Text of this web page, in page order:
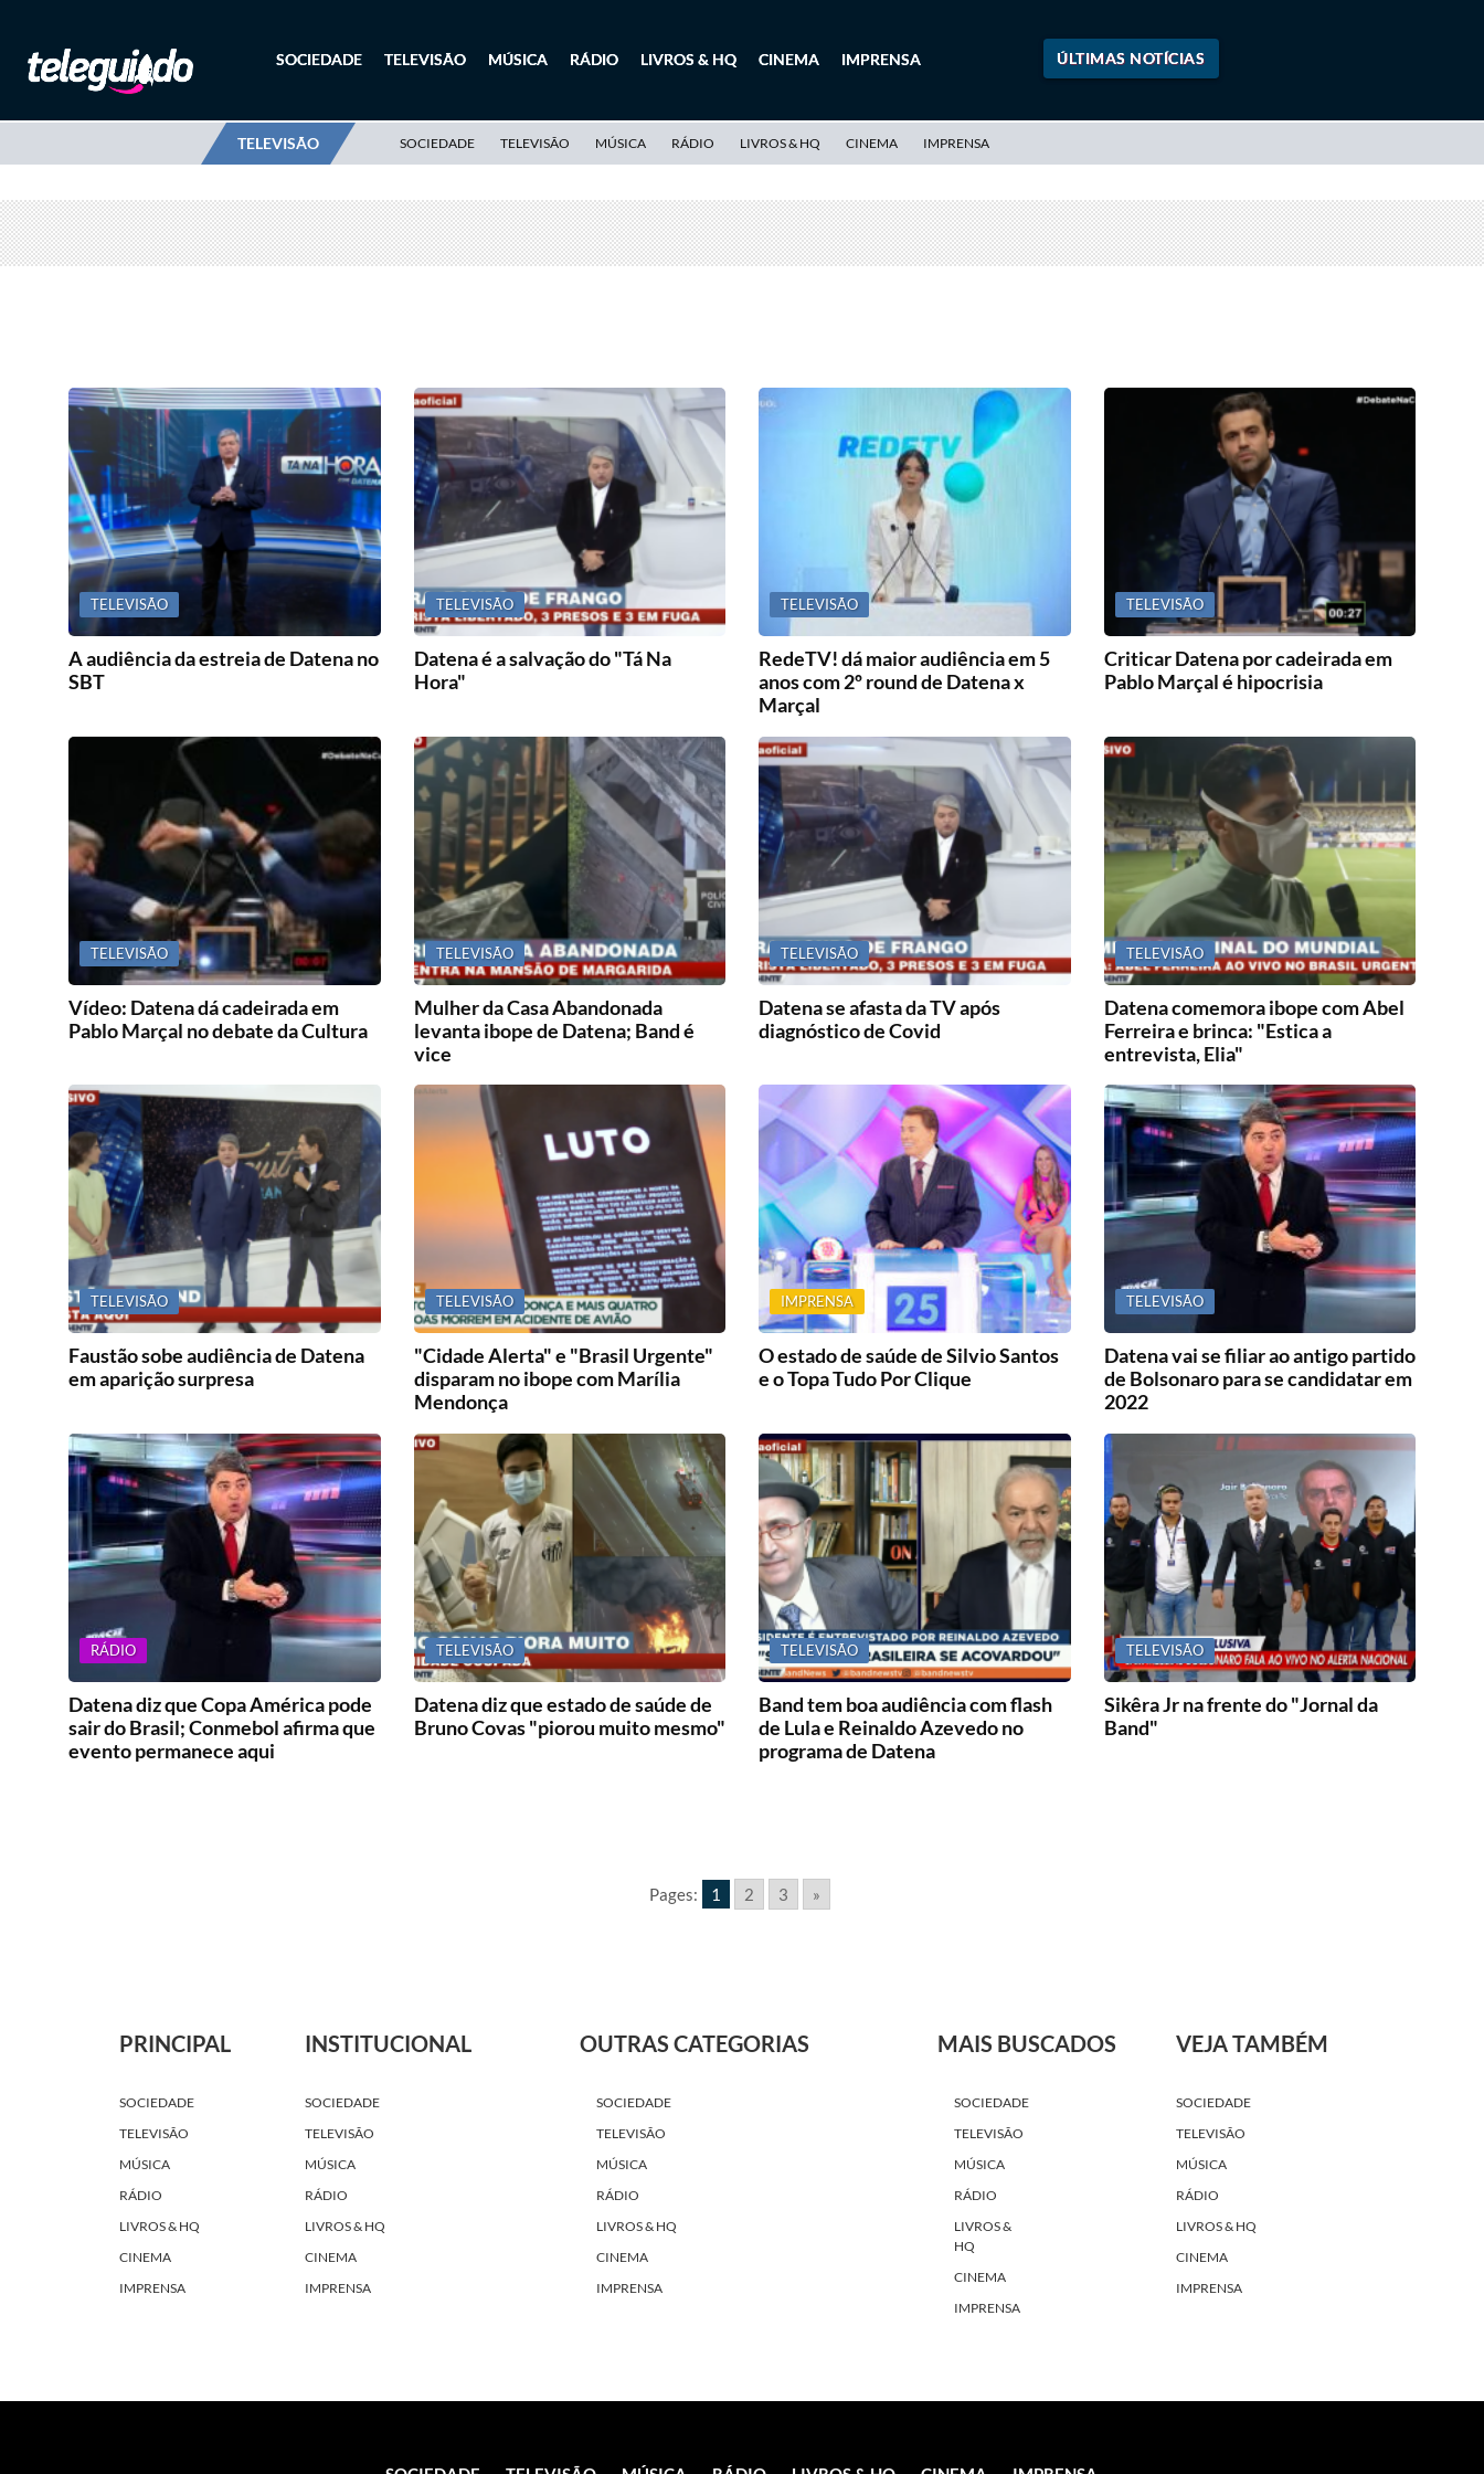
ÚLTIMAS NOTÍCIAS
SOCIEDADE TELEVISÃO MÚSICA RÁDIO LIVROS & HQ CINEMA IMPRENSA
TELEVISÃO SOCIEDADE TELEVISÃO MÚSICA RÁDIO LIVROS & HQ CINEMA IMPRENSA
TELEVISÃO
A audiência da estreia de Datena no
SBT
TELEVISÃO
Datena é a salvação do "Tá Na
Hora"
TELEVISÃO
RedeTV! dá maior audiência em 5
anos com 2º round de Datena x
Marçal
TELEVISÃO
Criticar Datena por cadeirada em
Pablo Marçal é hipocrisia
TELEVISÃO
Vídeo: Datena dá cadeirada em
Pablo Marçal no debate da Cultura
TELEVISÃO
Mulher da Casa Abandonada
levanta ibope de Datena; Band é
vice
TELEVISÃO
Datena se afasta da TV após
diagnóstico de Covid
TELEVISÃO
Datena comemora ibope com Abel
Ferreira e brinca: "Estica a
entrevista, Elia"
TELEVISÃO
Faustão sobe audiência de Datena
em aparição surpresa
TELEVISÃO
"Cidade Alerta" e "Brasil Urgente"
disparam no ibope com Marília
Mendonça
IMPRENSA
O estado de saúde de Silvio Santos
e o Topa Tudo Por Clique
TELEVISÃO
Datena vai se filiar ao antigo partido
de Bolsonaro para se candidatar em
2022
RÁDIO
Datena diz que Copa América pode
sair do Brasil; Conmebol afirma que
evento permanece aqui
TELEVISÃO
Datena diz que estado de saúde de
Bruno Covas "piorou muito mesmo"
TELEVISÃO
Band tem boa audiência com flash
de Lula e Reinaldo Azevedo no
programa de Datena
TELEVISÃO
Sikêra Jr na frente do "Jornal da
Band"
Pages: 1 2 3 »
PRINCIPAL
SOCIEDADE
TELEVISÃO
MÚSICA
RÁDIO
LIVROS & HQ
CINEMA
IMPRENSA
INSTITUCIONAL
SOCIEDADE
TELEVISÃO
MÚSICA
RÁDIO
LIVROS & HQ
CINEMA
IMPRENSA
OUTRAS CATEGORIAS
SOCIEDADE
TELEVISÃO
MÚSICA
RÁDIO
LIVROS & HQ
CINEMA
IMPRENSA
MAIS BUSCADOS
SOCIEDADE
TELEVISÃO
MÚSICA
RÁDIO
LIVROS &
HQ
CINEMA
IMPRENSA
VEJA TAMBÉM
SOCIEDADE
TELEVISÃO
MÚSICA
RÁDIO
LIVROS & HQ
CINEMA
IMPRENSA